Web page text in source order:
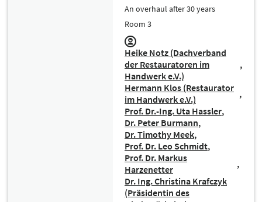
An overhaul after 30 years
Room 3
Heike Notz (Dachverband
der Restauratoren im
Handwerk e.V.)
Hermann Klos (Restaurator
im Handwerk e.V.)
Prof. Dr.-Ing. Uta Hassler
Dr. Peter Burmann
Dr. Timothy Meek
Prof. Dr. Leo Schmidt
Prof. Dr. Markus
Harzenetter
Dr. Ing. Christina Krafczyk
(Präsidentin des